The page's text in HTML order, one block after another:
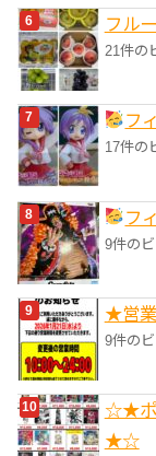
フル
21件の
フ
17件の
フ
9件の
★営
9件の
☆★ポ
★☆